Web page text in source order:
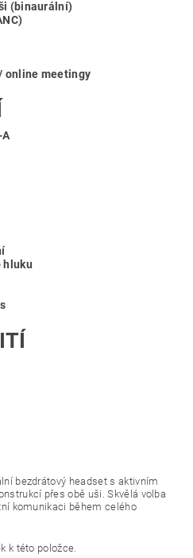
(binaurální)
online meetingy
hluku
bezdrátový headset s aktivním
přes obě uši. Skvělá volba
komunikaci během celého
k této položce.